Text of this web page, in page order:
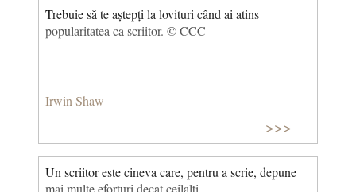
Trebuie să te aștepți la lovituri când ai atins
popularitatea ca scriitor. © CCC
Irwin Shaw
>>>
Un scriitor este cineva care, pentru a scrie, depune
mai multe eforturi decat ceilalti.